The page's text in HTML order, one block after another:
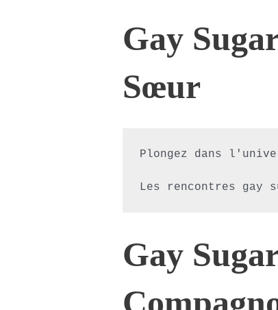
Gay
Sœur
Plongez dans
Gay